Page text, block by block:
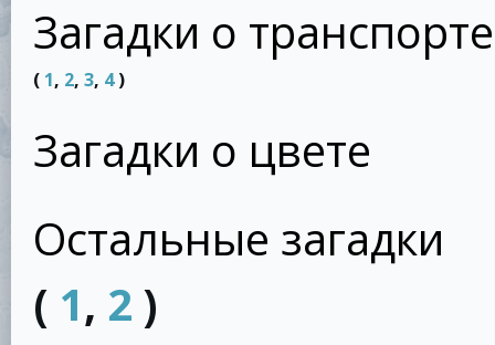
Загадки о транспорте
( 1, 2, 3, 4)
Загадки о цвете
Остальные загадки
( 1, 2)